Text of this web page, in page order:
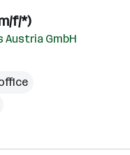
f/*)
Austria GmbH